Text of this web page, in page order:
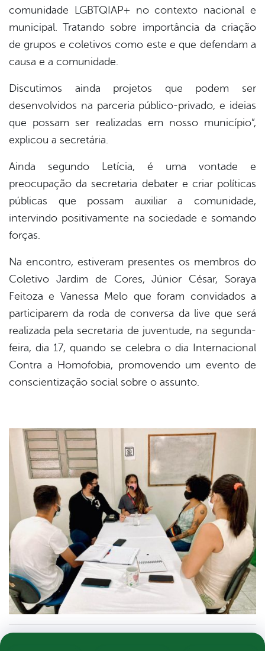
comunidade LGBTQIAP+ no contexto nacional e
municipal. Tratando sobre importância da criação
de grupos e coletivos como este e que defendam a
causa e a comunidade.
Discutimos ainda projetos que podem ser
desenvolvidos na parceria público-privado, e ideias
que possam ser realizadas em nosso município”,
explicou a secretária.
Ainda segundo Letícia, é uma vontade e
preocupação da secretaria debater e criar políticas
públicas que possam auxiliar a comunidade,
intervindo positivamente na sociedade e somando
forças.
Na encontro, estiveram presentes os membros do
Coletivo Jardim de Cores, Júnior César, Soraya
Feitoza e Vanessa Melo que foram convidados a
participarem da roda de conversa da live que será
realizada pela secretaria de juventude, na segunda-
feira, dia 17, quando se celebra o dia Internacional
Contra a Homofobia, promovendo um evento de
conscientização social sobre o assunto.